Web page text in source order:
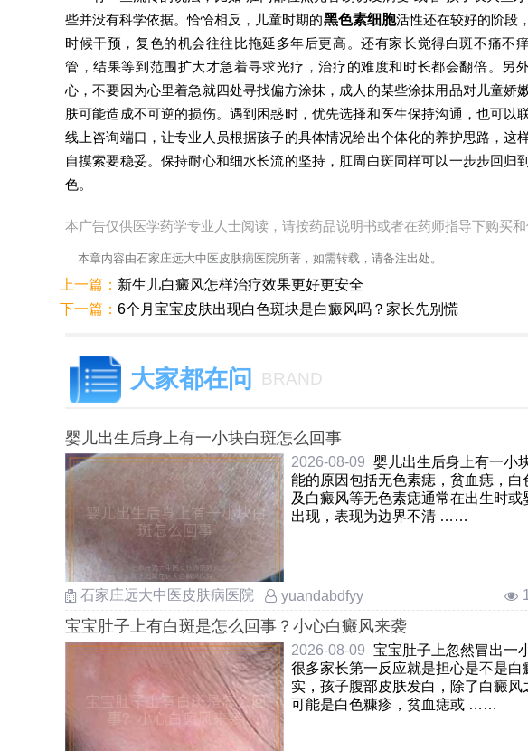
些并没有科学依据。恰恰相反，儿童时期的黑色素细胞活性还在较好的阶段
时候干预，复色的机会往往比拖延多年后更高。还有家长觉得白斑不痛不
管，结果等到范围扩大才急着寻求光疗，治疗的难度和时长都会翻倍。另
心，不要因为心里着急就四处寻找偏方涂抹，成人的某些涂抹用品对儿童娇
肤可能造成不可逆的损伤。遇到困惑时，优先选择和医生保持沟通，也可以
线上咨询端口，让专业人员根据孩子的具体情况给出个体化的养护思路，这
自摸索要稳妥。保持耐心和细水长流的坚持，肛周白斑同样可以一步步回归
色。
本广告仅供医学药学专业人士阅读，请按药品说明书或者在药师指导下购买
本章内容由石家庄远大中医皮肤病医院所著，如需转载，请备注出处。
上一篇： 新生儿白癜风怎样治疗效果更好更安全
下一篇： 6个月宝宝皮肤出现白色斑块是白癜风吗？家长先别慌
大家都在问 BRAND
婴儿出生后身上有一小块白斑怎么回事
2026-08-09 婴儿出生后身上有一小
能的原因包括无色素痣，贫血痣，白
及白癜风等无色素痣通常在出生时或
出现，表现为边界不清 ……
石家庄远大中医皮肤病医院 yuandabdfyy
宝宝肚子上有白斑是怎么回事？小心白癜风来袭
2026-08-09 宝宝肚子上忽然冒出一
很多家长第一反应就是担心是不是白
实，孩子腹部皮肤发白，除了白癜风
可能是白色糠疹，贫血痣或 ……